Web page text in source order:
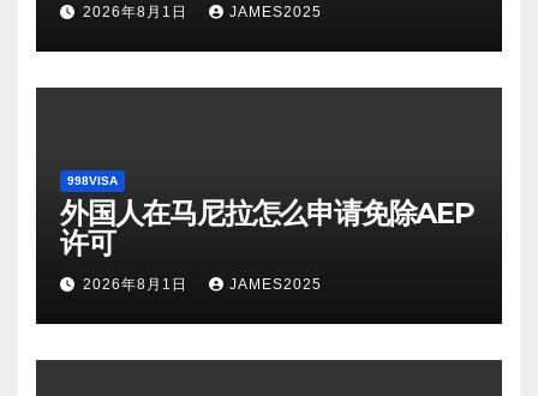
2026年8月1日 JAMES2025
998VISA
外国人在马尼拉怎么申请免除AEP
许可
2026年8月1日 JAMES2025